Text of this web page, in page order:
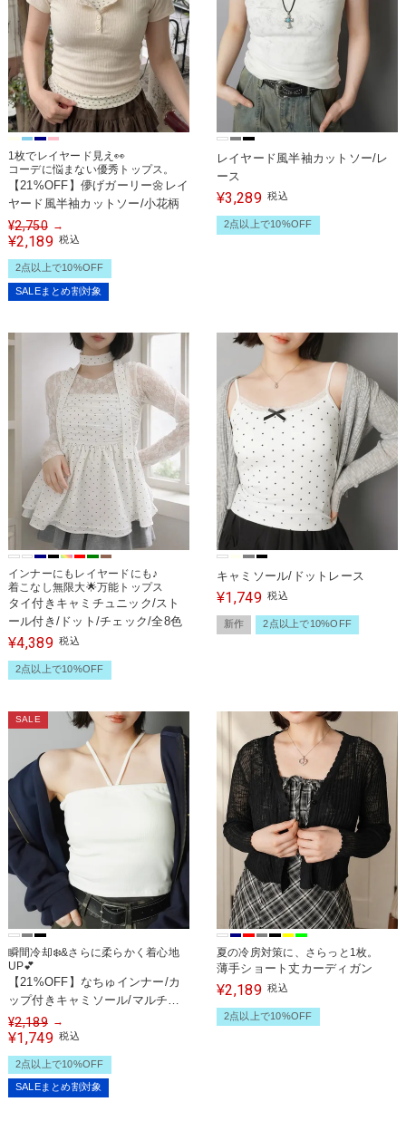
1枚でレイヤード見え👀
コーデに悩まない優秀トップス。
【21%OFF】儚げガーリー🌼レイ
ヤード風半袖カットソー/小花柄
¥2,750 →
¥2,189 税込
2点以上で10%OFF
SALEまとめ割対象
レイヤード風半袖カットソー/レ
ース
¥3,289 税込
2点以上で10%OFF
インナーにもレイヤードにも♪
着こなし無限大🌟万能トップス
タイ付きキャミチュニック/スト
ール付き/ドット/チェック/全8色
¥4,389 税込
2点以上で10%OFF
キャミソール/ドットレース
¥1,749 税込
新作 2点以上で10%OFF
SALE
瞬間冷却❄️&さらに柔らかく着心地
UP💕
【21%OFF】なちゅインナー/カ
ップ付きキャミソール/マルチウ
ェイ/2サイズ展開
¥2,189 →
¥1,749 税込
2点以上で10%OFF
SALEまとめ割対象
夏の冷房対策に、さらっと1枚。
薄手ショート丈カーディガン
¥2,189 税込
2点以上で10%OFF